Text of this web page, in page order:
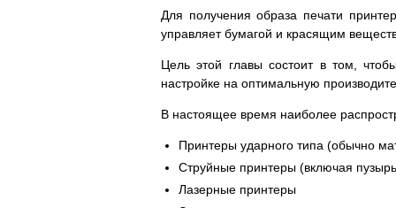
Для получения образа печати
управляет бумагой и красящим
Цель этой главы состоит в том,
настройке на оптимальную
В настоящее время наиболее
Принтеры ударного типа (обычно
Струйные принтеры (включая
Лазерные принтеры